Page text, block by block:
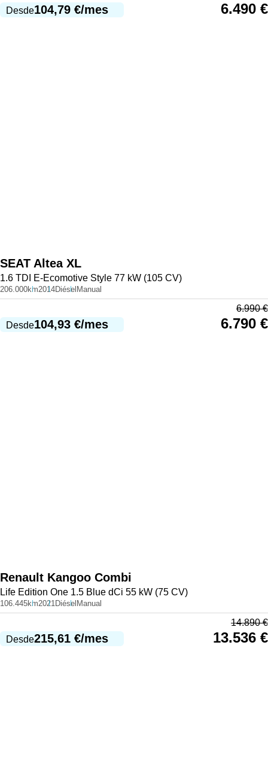
Desde104,79 €/mes 6.490 €
SEAT Altea XL
1.6 TDI E-Ecomotive Style 77 kW (105 CV)
206.000km2014DiéselManual
Desde104,93 €/mes
6.990€
6.790 €
Renault Kangoo Combi
Life Edition One 1.5 Blue dCi 55 kW (75 CV)
106.445km2021Diésel Manual
Desde215,61 €/mes
14.890€
13.536 €